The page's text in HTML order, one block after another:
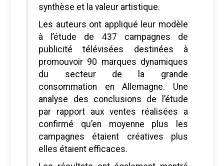
synthèse et la valeur artistique.
Les auteurs ont appliqué leur modèle
à l’étude de 437 campagnes de
publicité télévisées destinées à
promouvoir 90 marques dynamiques
du secteur de la grande
consommation en Allemagne. Une
analyse des conclusions de l’étude
par rapport aux ventes réalisées a
confirmé qu’en moyenne plus les
campagnes étaient créatives plus
elles étaient efficaces.